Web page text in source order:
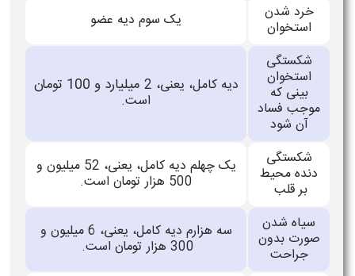
خرد شدن
استخوان
یک سوم دیه عضو
شکستگی
استخوان
بینی که
موجب فساد
آن شود
دیه کامل، یعنی، 2 میلیارد و 100 تومان
است.
شکستگی
دنده محیط
بر قلب
یک چهلم دیه کامل، یعنی، 52 میلیون و
500 هزار تومان است.
سیاه شدن
صورت بدون
جراحت
سه هزارم دیه کامل، یعنی، 6 میلیون و
300 هزار تومان است.